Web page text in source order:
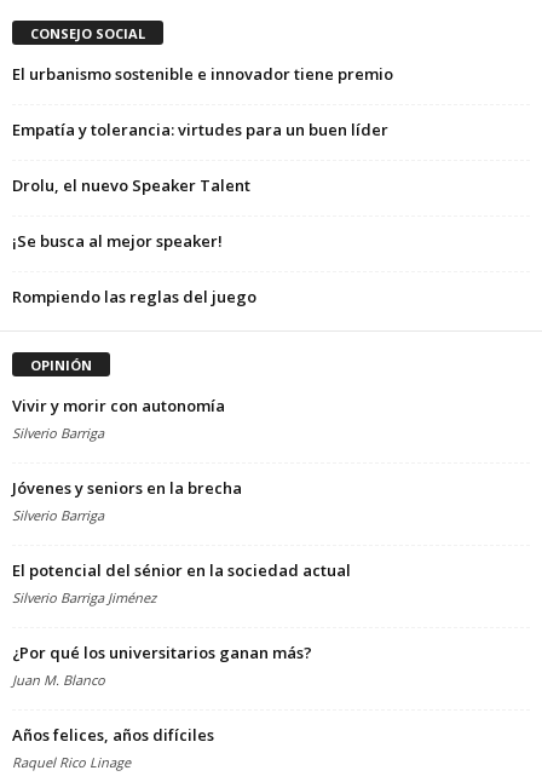
CONSEJO SOCIAL
El urbanismo sostenible e innovador tiene premio
Empatía y tolerancia: virtudes para un buen líder
Drolu, el nuevo Speaker Talent
¡Se busca al mejor speaker!
Rompiendo las reglas del juego
OPINIÓN
Vivir y morir con autonomía
Silverio Barriga
Jóvenes y seniors en la brecha
Silverio Barriga
El potencial del sénior en la sociedad actual
Silverio Barriga Jiménez
¿Por qué los universitarios ganan más?
Juan M. Blanco
Años felices, años difíciles
Raquel Rico Linage